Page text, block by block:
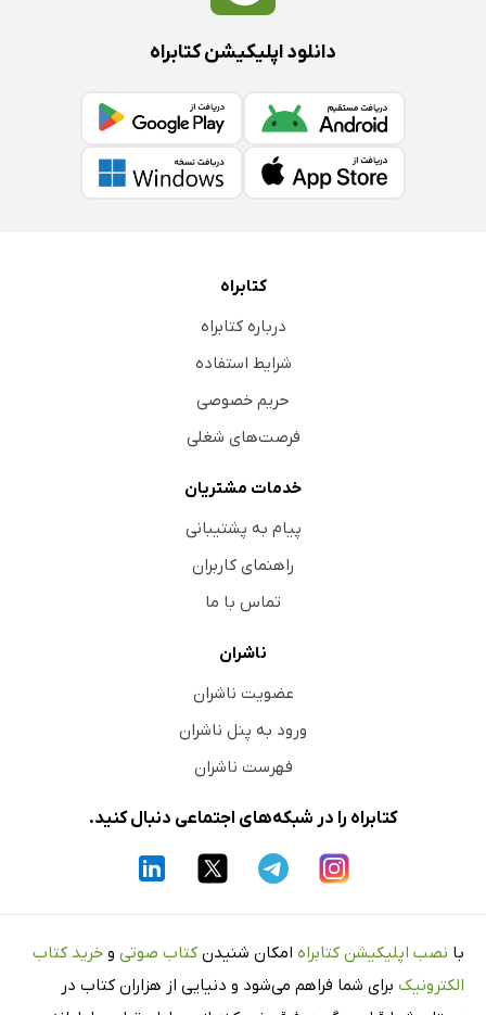
دانلود اپلیکیشن کتابراه
کتابراه
درباره کتابراه
شرایط استفاده
حریم خصوصی
فرصت‌های شغلی
خدمات مشتریان
پیام به پشتیبانی
راهنمای کاربران
تماس با ما
ناشران
عضویت ناشران
ورود به پنل ناشران
فهرست ناشران
کتابراه را در شبکه‌های اجتماعی دنبال کنید.
با نصب اپلیکیشن کتابراه امکان شنیدن کتاب صوتی و خرید کتاب
الکترونیک برای شما فراهم می‌شود و دنیایی از هزاران کتاب در